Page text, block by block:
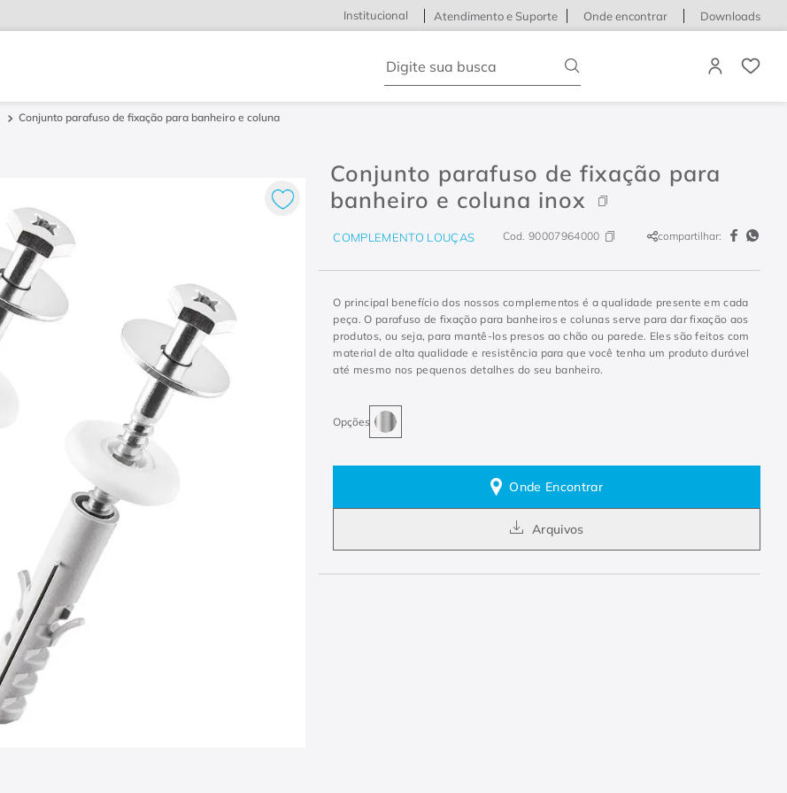
Institucional Atendimento e Suporte Onde encontrar Downloads
Conjunto parafuso de fixação para banheiro e coluna
Conjunto parafuso de fixação para
banheiro e coluna inox
COMPLEMENTO LOUÇAS Cod.90007964000 compartilhar:
O principal benefício dos nossos complementos é a qualidade presente em cada
peça. O parafuso de fixação para banheiros e colunas serve para dar fixação aos
produtos, ou seja, para mantê-los presos ao chão ou parede. Eles são feitos com
material de alta qualidade e resistência para que você tenha um produto durável
até mesmo nos pequenos detalhes do seu banheiro.
Onde Encontrar
Arquivos